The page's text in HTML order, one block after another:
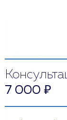
7 000 ₽